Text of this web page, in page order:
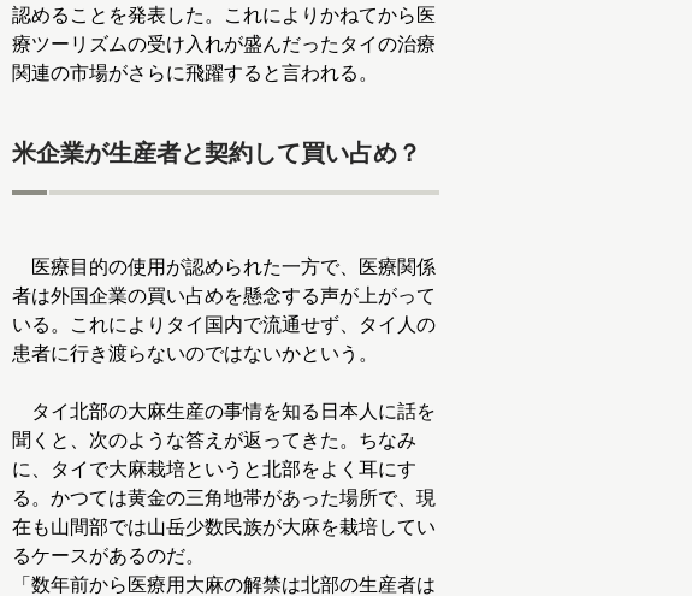
認めることを発表した。これによりかねてから医
療ツーリズムの受け入れが盛んだったタイの治療
関連の市場がさらに飛躍すると言われる。
米企業が生産者と契約して買い占め？
医療目的の使用が認められた一方で、医療関係
者は外国企業の買い占めを懸念する声が上がって
いる。これによりタイ国内で流通せず、タイ人の
患者に行き渡らないのではないかという。
タイ北部の大麻生産の事情を知る日本人に話を
聞くと、次のような答えが返ってきた。ちなみ
に、タイで大麻栽培というと北部をよく耳にす
る。かつては黄金の三角地帯があった場所で、現
在も山間部では山岳少数民族が大麻を栽培してい
るケースがあるのだ。
「数年前から医療用大麻の解禁は北部の生産者は